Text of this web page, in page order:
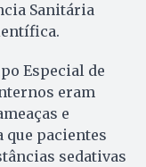
Sanitária
Especial de
eram
e
que pacientes
sedativas